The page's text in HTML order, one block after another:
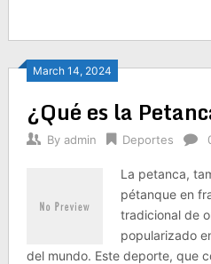
March 14, 2024
¿Qué es la
By admin Deportes
La petanca,
pétanque en
tradicional de
popularizado
del mundo. Este deporte, que